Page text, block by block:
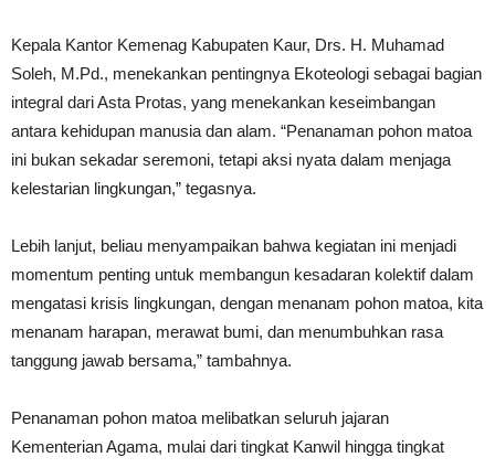
Kepala Kantor Kemenag Kabupaten Kaur, Drs. H. Muhamad
Soleh, M.Pd., menekankan pentingnya Ekoteologi sebagai bagian
integral dari Asta Protas, yang menekankan keseimbangan
antara kehidupan manusia dan alam. “Penanaman pohon matoa
ini bukan sekadar seremoni, tetapi aksi nyata dalam menjaga
kelestarian lingkungan,” tegasnya.
Lebih lanjut, beliau menyampaikan bahwa kegiatan ini menjadi
momentum penting untuk membangun kesadaran kolektif dalam
mengatasi krisis lingkungan, dengan menanam pohon matoa, kita
menanam harapan, merawat bumi, dan menumbuhkan rasa
tanggung jawab bersama,” tambahnya.
Penanaman pohon matoa melibatkan seluruh jajaran
Kementerian Agama, mulai dari tingkat Kanwil hingga tingkat